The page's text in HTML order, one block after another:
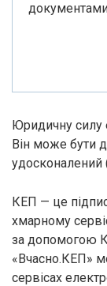
Юридичну силу
Він може бути
удосконалений
КЕП — це
хмарному
за допомогою
«Вчасно.КЕП»
сервісах